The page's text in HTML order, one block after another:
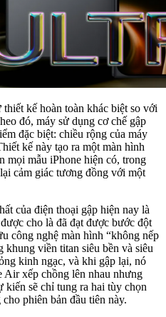
kế hoàn toàn khác biệt so với
đó, máy sử dụng cơ chế gập
đặc biệt: chiều rộng của máy
kế này tạo ra một màn hình
mọi mẫu iPhone hiện có, trong
cảm giác tương đồng với một
của điện thoại gập hiện nay là
cho là đã đạt được bước đột
công nghệ màn hình “không nếp
khung viền titan siêu bền và siêu
kinh ngạc, và khi gập lại, nó
Air xếp chồng lên nhau nhưng
kiến sẽ chỉ tung ra hai tùy chọn
phiên bản đầu tiên này.